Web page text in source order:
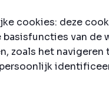
cookies: deze
basisfuncties van de
zoals het navigeren